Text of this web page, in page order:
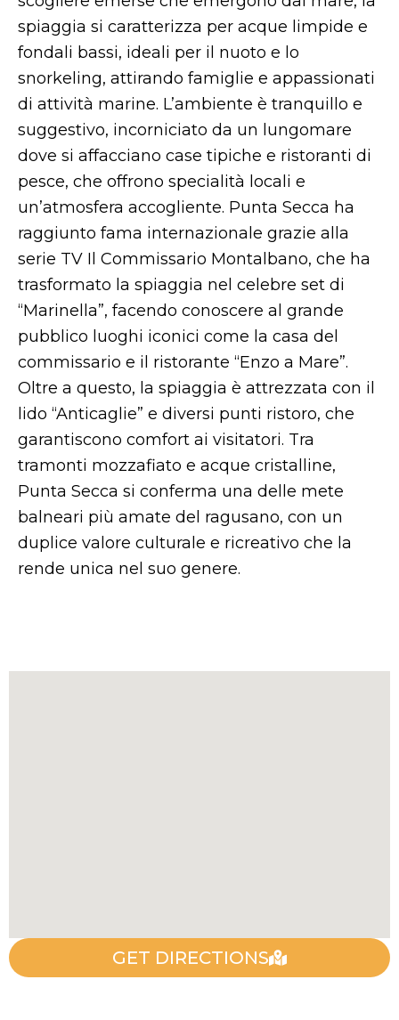
spiaggia si caratterizza per acque limpide e
fondali bassi, ideali per il nuoto e lo
snorkeling, attirando famiglie e appassionati
di attività marine. L’ambiente è tranquillo e
suggestivo, incorniciato da un lungomare
dove si affacciano case tipiche e ristoranti di
pesce, che offrono specialità locali e
un’atmosfera accogliente. Punta Secca ha
raggiunto fama internazionale grazie alla
serie TV Il Commissario Montalbano, che ha
trasformato la spiaggia nel celebre set di
“Marinella”, facendo conoscere al grande
pubblico luoghi iconici come la casa del
commissario e il ristorante “Enzo a Mare”.
Oltre a questo, la spiaggia è attrezzata con il
lido “Anticaglie” e diversi punti ristoro, che
garantiscono comfort ai visitatori. Tra
tramonti mozzafiato e acque cristalline,
Punta Secca si conferma una delle mete
balneari più amate del ragusano, con un
duplice valore culturale e ricreativo che la
rende unica nel suo genere.
GET DIRECTIONS